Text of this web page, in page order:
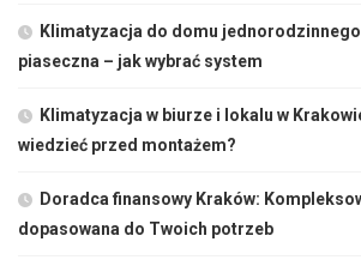
Klimatyzacja do domu
piaseczna – jak wybrać system
Klimatyzacja w biurze i lokalu w
wiedzieć przed montażem?
Doradca finansowy Kraków:
dopasowana do Twoich potrzeb